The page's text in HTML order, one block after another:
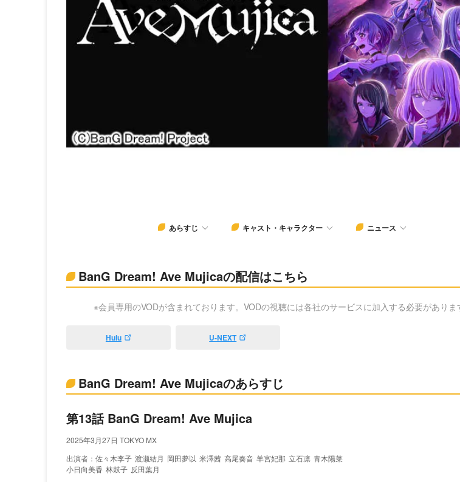
あらすじ キャスト・キャラクター ニュース
BanG Dream! Ave Mujicaの配信はこちら
※会員専用のVODが含まれております。VODの視聴には各社のサービスに加入する必要がありま
Hulu U-NEXT
BanG Dream! Ave Mujicaのあらすじ
第13話 BanG Dream! Ave Mujica
2025年3月27日 TOKYO MX
佐々木李子 渡瀬結月 岡田夢以 米澤茜 高尾奏音 羊宮妃那 立石凛 青木陽菜
小日向美香 林鼓子 反田葉月